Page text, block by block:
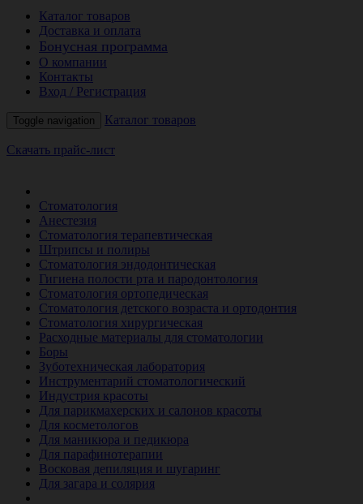
Каталог товаров
Доставка и оплата
Бонусная программа
О компании
Контакты
Вход / Регистрация
Toggle navigation Каталог товаров
Скачать прайс-лист
Стоматология
Анестезия
Стоматология терапевтическая
Штрипсы и полиры
Стоматология эндодонтическая
Гигиена полости рта и пародонтология
Стоматология ортопедическая
Стоматология детского возраста и ортодонтия
Стоматология хирургическая
Расходные материалы для стоматологии
Боры
Зуботехническая лаборатория
Инструментарий стоматологический
Индустрия красоты
Для парикмахерских и салонов красоты
Для косметологов
Для маникюра и педикюра
Для парафинотерапии
Восковая депиляция и шугаринг
Для загара и солярия